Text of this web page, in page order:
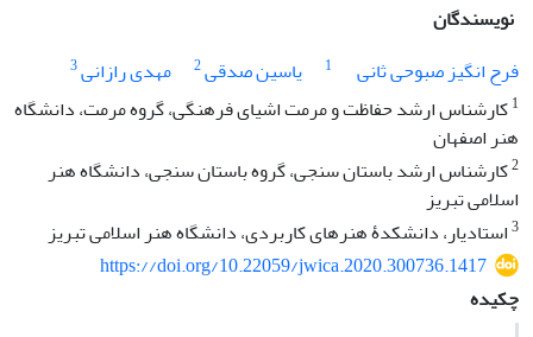
نویسندگان
فرح انگیز صبوحی ثانی
1 یاسین صدقی2 مهدی رازانی3
1کارشناس ارشد حفاظت و مرمت اشیای فرهنگی، گروه مرمت، دانشگاه
هنر اصفهان
2کارشناس ارشد باستان ‏سنجی، گروه باستان‏ سنجی، دانشگاه هنر
اسلامی تبریز
3استادیار، دانشکدۀ هنرهای کاربردی، دانشگاه هنر اسلامی تبریز
https://doi.org/10.22059/jwica.2020.300736.1417
چکیده